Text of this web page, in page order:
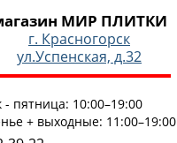
МИР ПЛИТКИ
г. Красногорск
ул.Успенская, д.32
- пятница: 10:00–19:00
+ выходные: 11:00–19:00